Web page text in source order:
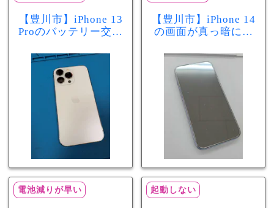
【豊川市】iPhone 13
Proのバッテリー交換
が早い症状も当日90
分で改善
【豊川市】iPhone 14
の画面が真っ暗に…
修理！データそのま
まで復旧しました
電池減りが早い 起動しない